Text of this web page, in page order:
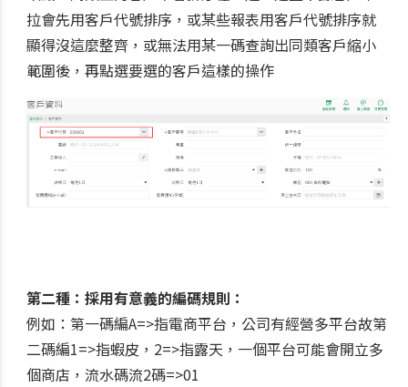
拉會先用客戶代號排序，或某些報表用客戶代號排序就
顯得沒這麼整齊，或無法用某一碼查詢出同類客戶縮小
範圍後，再點選要選的客戶這樣的操作
第二種：採用有意義的編碼規則：
例如：第一碼編A=>指電商平台，公司有經營多平台故第
二碼編1=>指蝦皮，2=>指露天，一個平台可能會開立多
個商店，流水碼流2碼=>01